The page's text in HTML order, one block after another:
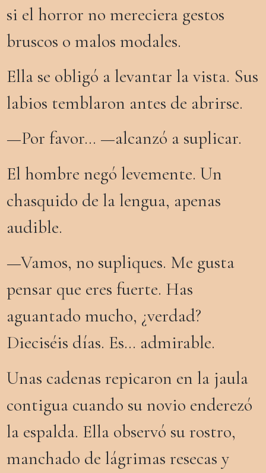
si el horror no mereciera gestos
bruscos o malos modales.
Ella se obligó a levantar la vista. Sus
labios temblaron antes de abrirse.
—Por favor… —alcanzó a suplicar.
El hombre negó levemente. Un
chasquido de la lengua, apenas
audible.
—Vamos, no supliques. Me gusta
pensar que eres fuerte. Has
aguantado mucho, ¿verdad?
Dieciséis días. Es… admirable.
Unas cadenas repicaron en la jaula
contigua cuando su novio enderezó
la espalda. Ella observó su rostro,
manchado de lágrimas resecas y